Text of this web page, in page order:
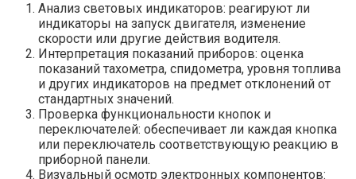
Анализ световых индикаторов: реагируют ли
индикаторы на запуск двигателя, изменение
скорости или другие действия водителя.
Интерпретация показаний приборов: оценка
показаний тахометра, спидометра, уровня топлива
и других индикаторов на предмет отклонений от
стандартных значений.
Проверка функциональности кнопок и
переключателей: обеспечивает ли каждая кнопка
или переключатель соответствующую реакцию в
приборной панели.
Визуальный осмотр электронных компонентов: